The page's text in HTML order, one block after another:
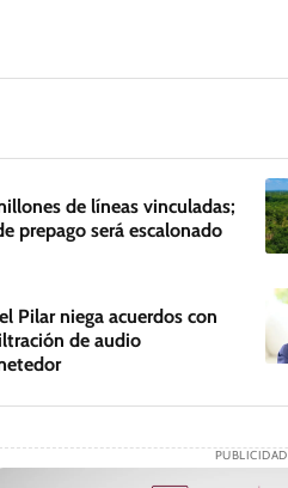
de líneas vinculadas;
prepago será escalonado
Pilar niega acuerdos con
de audio
PUBLICIDAD